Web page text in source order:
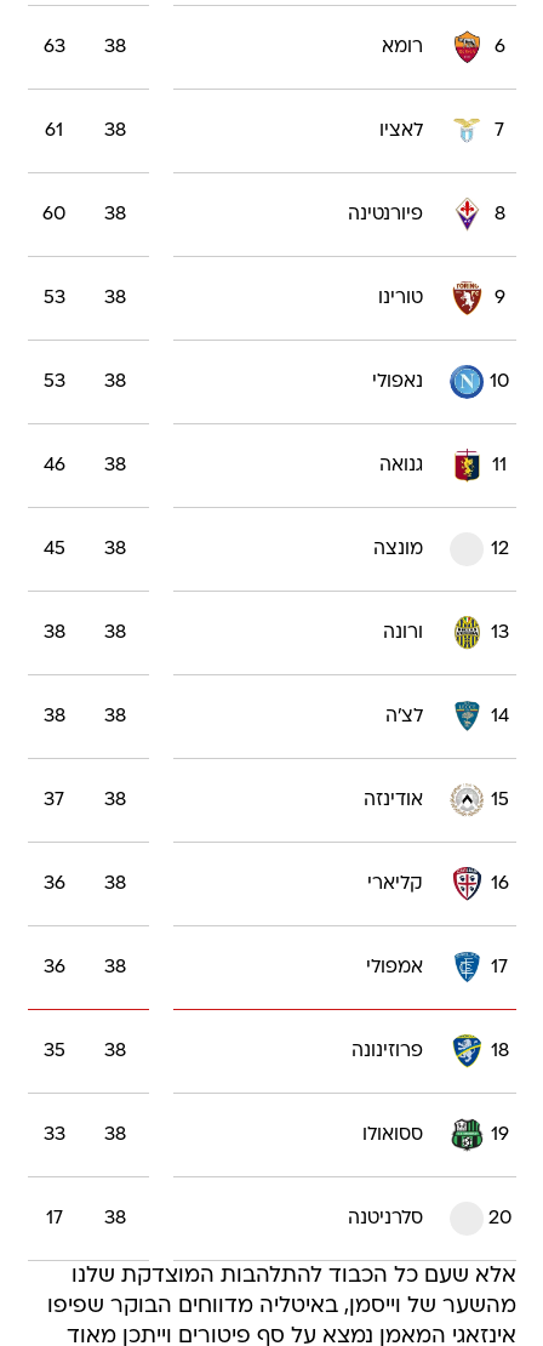
6 רומא 38
63
7 לאציו 38
61
8 פיורנטינה 38
60
9 טורינו 38
53
10 נאפולי 38
53
11 גנואה 38
46
12 מונצה 38
45
13 ורונה 38
38
14 לצ'ה 38
38
15 אודינזה 38
37
16 קליארי 38
36
17 אמפולי 38
36
18 פרוזינונה 38
35
19 ססואולו 38
33
20 סלרניטנה 38
17
אלא שעם כל הכבוד להתלהבות המוצדקת שלנו
מהשער של וייסמן, באיטליה מדווחים הבוקר שפיפו
אינזאגי המאמן נמצא על סף פיטורים וייתכן מאוד